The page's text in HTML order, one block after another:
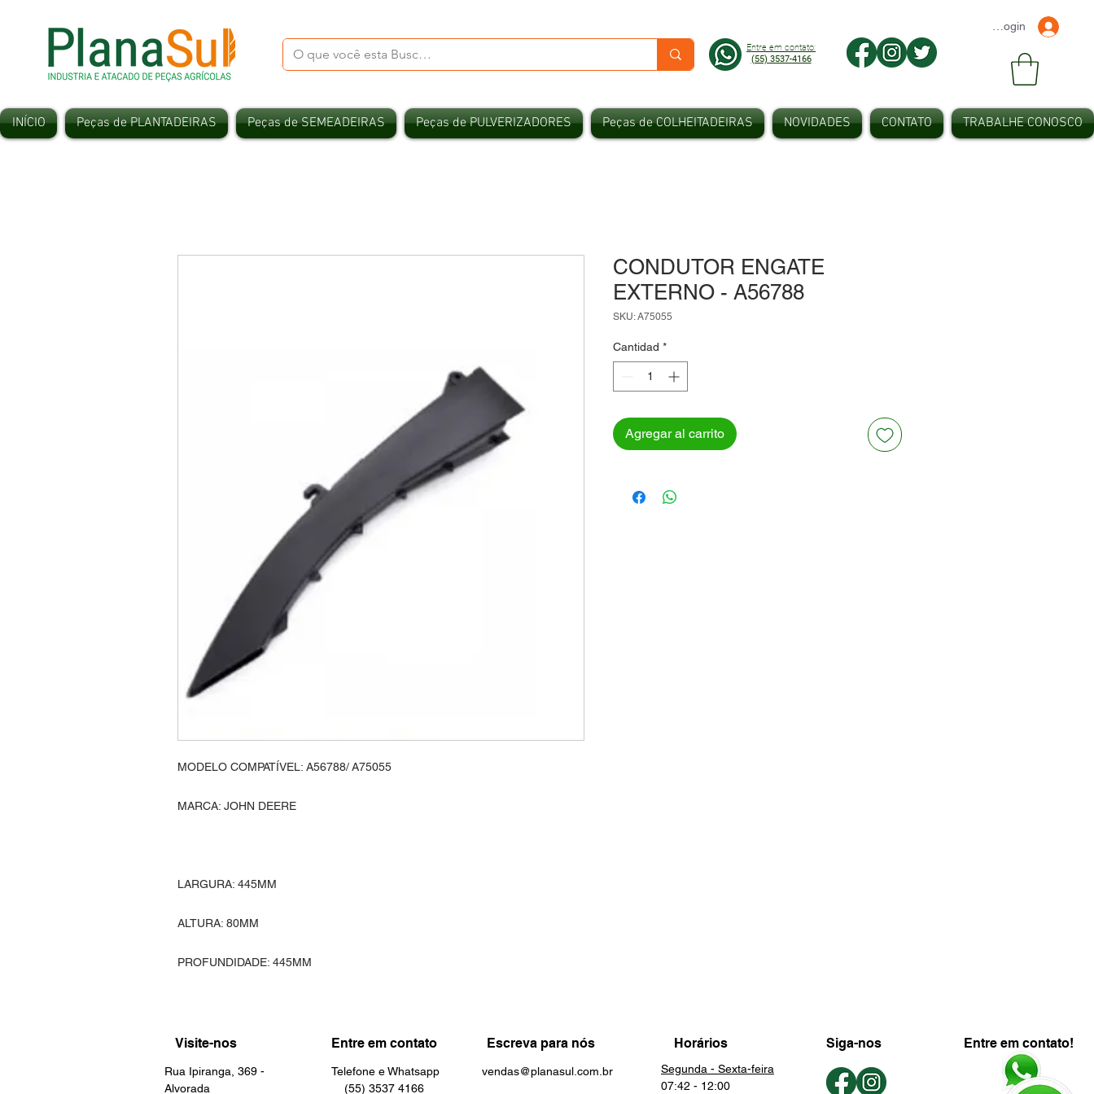
Entre em contato:
(55) 3537-4166
Faça seu Login
INÍCIO Peças de PLANTADEIRAS Peças de SEMEADEIRAS Peças de PULVERIZADORES Peças de COLHEITADEIRAS NOVIDADES CONTATO TRABALHE CONOSCO
MODELO COMPATÍVEL: A56788/ A75055
MARCA: JOHN DEERE
LARGURA: 445MM
ALTURA: 80MM
PROFUNDIDADE: 445MM
CONDUTOR ENGATE
EXTERNO - A56788
SKU: A75055
Cantidad *
Agregar al carrito
Visite-nos
Rua Ipiranga, 369 -
Alvorada
Entre em contato
Telefone e Whatsapp
(55) 3537 4166
Escreva para nós
vendas@planasul.com.br
Horários
Segunda - Sexta-feira
07:42 - 12:00
Siga-nos Entre em contato!